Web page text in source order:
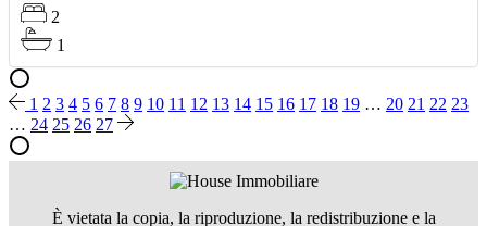
2
1
1 2 3 4 5 6 7 8 9 10 11 12 13 14 15 16 17 18 19 … 20 21 22 23
… 24 25 26 27
È vietata la copia, la riproduzione, la redistribuzione e la